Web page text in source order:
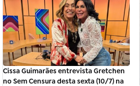
Cissa Guimarães entrevista Gretchen
no Sem Censura desta sexta (10/7) na